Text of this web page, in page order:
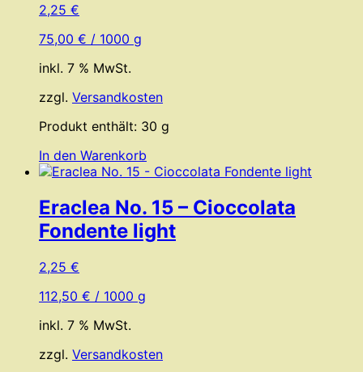
2,25 €
75,00 € / 1000 g
inkl. 7 % MwSt.
zzgl. Versandkosten
Produkt enthält: 30 g
In den Warenkorb
Eraclea No. 15 – Cioccolata
Fondente light
2,25 €
112,50 € / 1000 g
inkl. 7 % MwSt.
zzgl. Versandkosten